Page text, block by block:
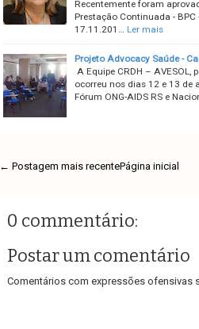
Recentemente foram
Prestação Continuada - BPC
17.11.201…
Ler mais
Projeto Advocacy Saúde -
A Equipe CRDH –
ocorreu nos dias 12 e 13 de
Fórum ONG-AIDS RS e
← Postagem mais recentePágina inicial
0 commentário:
Postar um comentário
Comentários com expressões ofensivas